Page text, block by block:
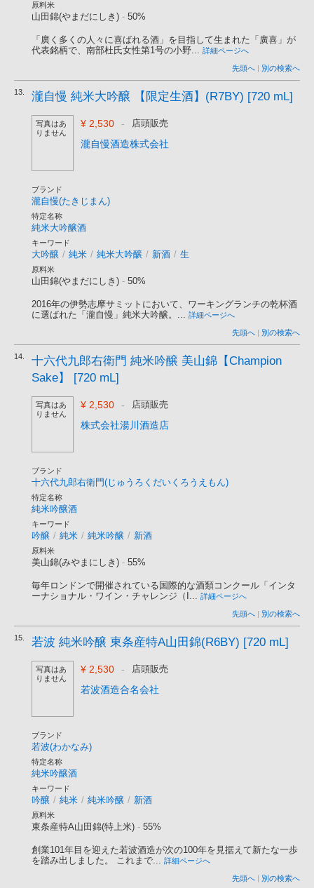
原料米
山田錦(やまだにしき) - 50%
「廣く多くの人々に喜ばれる酒」を目指して生まれた「廣喜」が
代表銘柄で、南部杜氏女性第1号の小野... 詳細ページへ
先頭へ | 別の検索へ
13. 瀧自慢 純米大吟醸 【限定生酒】(R7BY) [720 mL]
写真はあ
りません
¥ 2,530 - 店頭販売
瀧自慢酒造株式会社
ブランド
瀧自慢(たきじまん)
特定名称
純米大吟醸酒
キーワード
大吟醸 / 純米 / 純米大吟醸 / 新酒 / 生
原料米
山田錦(やまだにしき) - 50%
2016年の伊勢志摩サミットにおいて、ワーキングランチの乾杯酒
に選ばれた「瀧自慢」純米大吟醸。... 詳細ページへ
先頭へ | 別の検索へ
14.
十六代九郎右衛門 純米吟醸 美山錦【Champion
Sake】 [720 mL]
写真はあ
りません
¥ 2,530 - 店頭販売
株式会社湯川酒造店
ブランド
十六代九郎右衛門(じゅうろくだいくろうえもん)
特定名称
純米吟醸酒
キーワード
吟醸 / 純米 / 純米吟醸 / 新酒
原料米
美山錦(みやまにしき) - 55%
毎年ロンドンで開催されている国際的な酒類コンクール「インタ
ーナショナル・ワイン・チャレンジ（I... 詳細ページへ
先頭へ | 別の検索へ
15. 若波 純米吟醸 東条産特A山田錦(R6BY) [720 mL]
写真はあ
りません
¥ 2,530 - 店頭販売
若波酒造合名会社
ブランド
若波(わかなみ)
特定名称
純米吟醸酒
キーワード
吟醸 / 純米 / 純米吟醸 / 新酒
原料米
東条産特A山田錦(特上米) - 55%
創業101年目を迎えた若波酒造が次の100年を見据えて新たな一歩
を踏み出しました。 これまで... 詳細ページへ
先頭へ | 別の検索へ